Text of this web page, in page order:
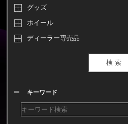
グッズ
ホイール
ディーラー専売品
キーワード